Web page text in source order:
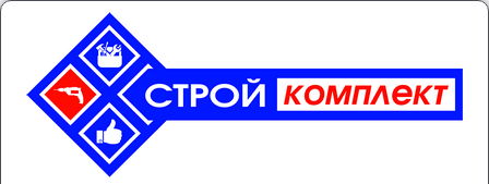
Перейти
содержимому